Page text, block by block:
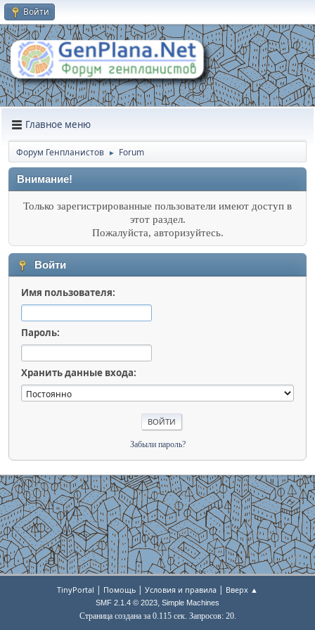
Войти
Главное меню
Форум Генпланистов ► Forum
Внимание!
Только зарегистрированные пользователи имеют доступ в
этот раздел.
Пожалуйста, авторизуйтесь.
Войти
Имя пользователя:
Пароль:
Хранить данные входа:
Забыли пароль?
TinyPortal | Помощь | Условия и правила | Вверх ▲
SMF 2.1.4 © 2023, Simple Machines
Страница создана за 0.115 сек. Запросов: 20.